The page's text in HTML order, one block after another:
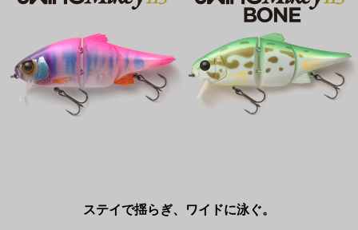
ステイで揺らぎ、ワイドに泳ぐ。